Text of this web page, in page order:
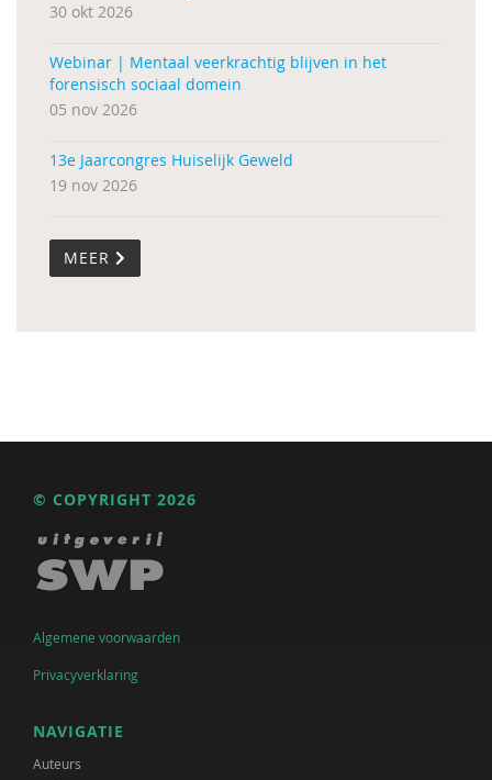
30 okt 2026
Webinar | Mentaal veerkrachtig blijven in het
forensisch sociaal domein
05 nov 2026
13e Jaarcongres Huiselijk Geweld
19 nov 2026
MEER
© COPYRIGHT 2026
Algemene voorwaarden
Privacyverklaring
NAVIGATIE
Auteurs